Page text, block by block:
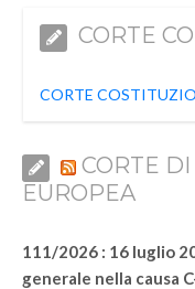
CORTE
CORTE
CORTE
EUROPEA
111/2026 : 16 luglio
generale nella causa